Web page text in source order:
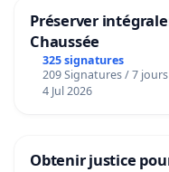
Préserver
Chaussée
325 signatures
209 Signatures / 7 jours
4 Jul 2026
Obtenir justice